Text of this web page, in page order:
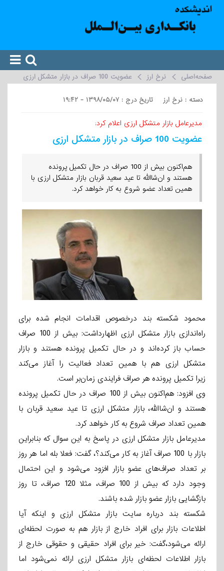
صفحه‌اصلی نرخ ارز عضویت 100 صراف در بازار متشکل ارزی
دسته : نرخ ارز تاریخ درج : ۱۳۹۸/۰۵/۰۷ - ۱۹:۴۲
مدیرعامل بازار متشکل ارزی اعلام کرد:
عضویت 100 صراف در بازار متشکل ارزی
هم‌اکنون بیش از 100 صراف در حال تکمیل پرونده
هستند و ان‌شاالله تا عید سعید قربان بازار متشکل ارزی با
همین تعداد عضو شروع به کار خواهد کرد.
محمود شکسته بند درخصوص اقدامات انجام شده برای
راه‌اندازی بازار متشکل ارزی اظهارداشت: بیش از 100 صراف
حساب‌ باز کرده‌اند و در حال تکمیل پرونده هستند و بازار
متشکل ارزی هم با همین تعداد فعالیت را آغاز می‌کند
زیرا تکمیل پرونده هر صراف فرایندی زمان‌بر است.
وی افزود: هم‌اکنون بیش از 100 صراف در حال تکمیل پرونده
هستند و ان‌شاالله، بازار متشکل ارزی تا عید سعید قربان با
همین تعداد صراف شروع به کار خواهد کرد.
مدیرعامل بازار متشکل ارزی در پاسخ به این سوال که بنابراین
بازار با 100 صراف آغاز به کار می‌کند؟، گفت: فعلا بله اما هر روز
بر تعداد صراف‌های عضو بازار افزود می‌شود و این احتمال
وجود دارد که بیش از 100 صراف، مثلا 120 صراف، تا روز
بازگشایی بازار عضو بازار شده باشند.
شکسته بند درباره سایت بازار متشکل ارزی و اینکه آیا
اطلاعات بازار برای افراد خارج از بازار هم به صورت لحظه‌ای
ارائه می‌شود،گفت: خیر برای افراد حقیقی و حقوقی خارج از
بازار اطلاعات لحظه‌ای بازار متشکل ارزی ارائه نمی‌شود اما